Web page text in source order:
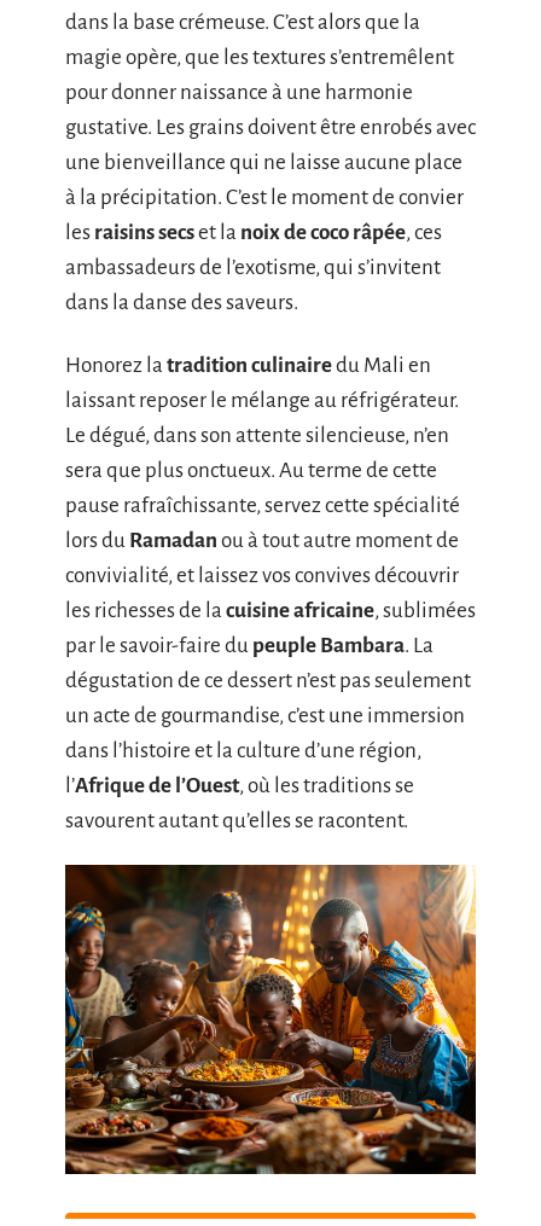
dans la base crémeuse. C’est alors que la
magie opère, que les textures s’entremêlent
pour donner naissance à une harmonie
gustative. Les grains doivent être enrobés avec
une bienveillance qui ne laisse aucune place
à la précipitation. C’est le moment de convier
les raisins secset la noix de coco râpée, ces
ambassadeurs de l’exotisme, qui s’invitent
dans la danse des saveurs.
Honorez la tradition culinairedu Mali en
laissant reposer le mélange au réfrigérateur.
Le dégué, dans son attente silencieuse, n’en
sera que plus onctueux. Au terme de cette
pause rafraîchissante, servez cette spécialité
lors du Ramadan ou à tout autre moment de
convivialité, et laissez vos convives découvrir
les richesses de la cuisine africaine, sublimées
par le savoir-faire du peuple Bambara. La
dégustation de ce dessert n’est pas seulement
un acte de gourmandise, c’est une immersion
dans l’histoire et la culture d’une région,
l’Afrique de l’Ouest, où les traditions se
savourent autant qu’elles se racontent.